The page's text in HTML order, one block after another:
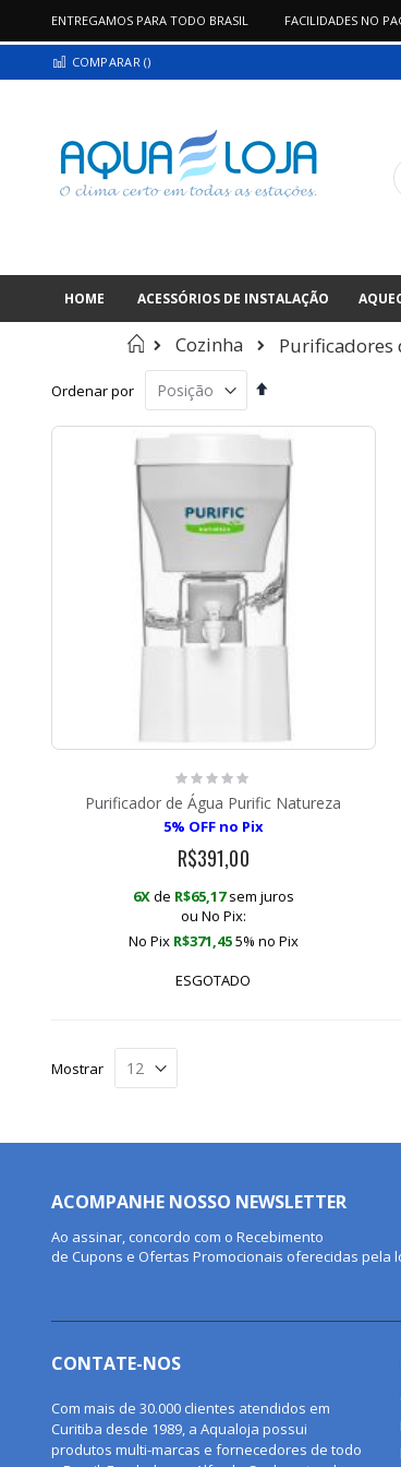
ENTREGAMOS PARA TODO BRASIL FACILIDADES NO
Pular
para
COMPARAR ()
HOME ACESSÓRIOS DE INSTALAÇÃO
Início
Cozinha Purificadores
Ordenar por
Definir
Decrescente
Rating:
0%
Purificador de Água Purific Natureza
5% OFF no Pix
R$391,00
6Xde R$65,17 sem juros
ou No Pix:
No Pix R$371,455% no Pix
ESGOTADO
Mostrar
ACOMPANHE NOSSO NEWSLETTER
Ao assinar, concordo com o Recebimento
de Cupons e Ofertas Promocionais oferecidas pela
CONTATE-NOS
Com mais de 30.000 clientes atendidos em
Curitiba desde 1989, a Aqualoja possui
produtos multi-marcas e fornecedores de todo